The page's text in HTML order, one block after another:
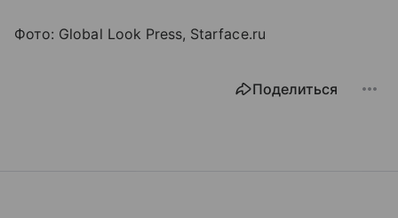
Фото: Global Look Press, Starface.ru
Поделиться